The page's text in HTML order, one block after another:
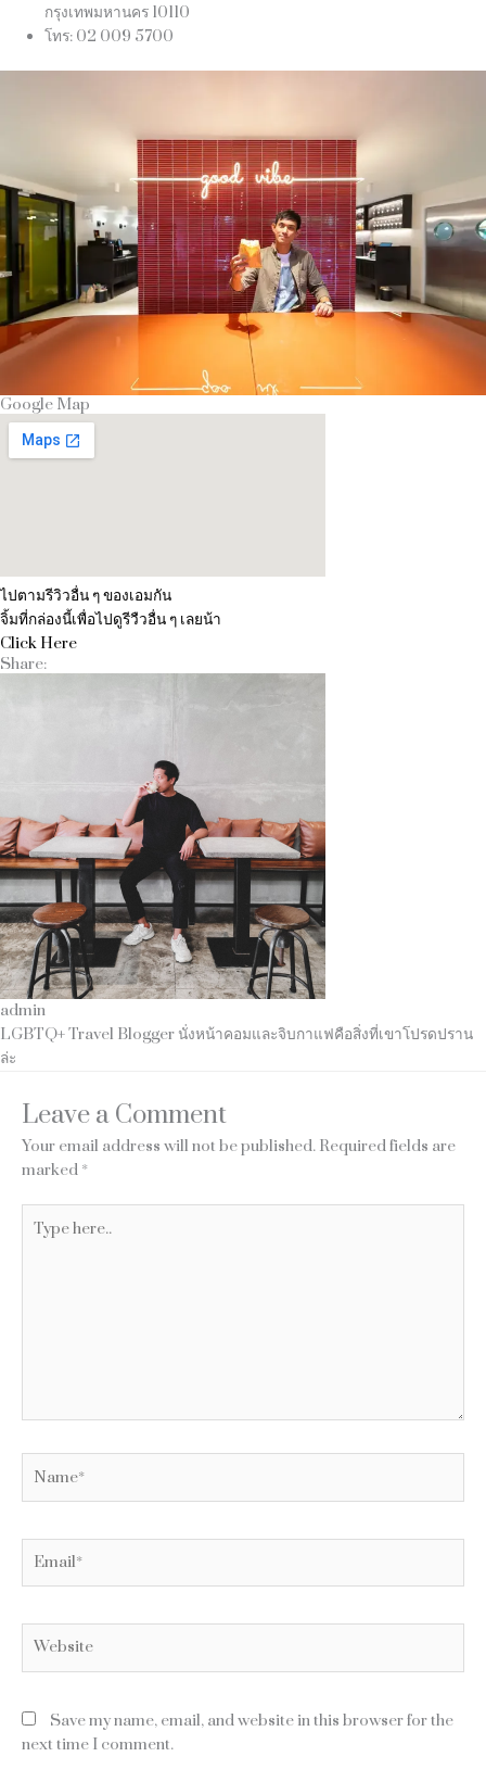
กรุงเทพมหานคร 10110
โทร: 02 009 5700
Google Map
ไปตามรีวิวอื่น ๆ ของเอมกัน
จิ้มที่กล่องนี้เพื่อไปดูรีวืวอื่น ๆ เลยน้า
Click Here
Share:
admin
LGBTQ+ Travel Blogger นั่งหน้าคอมและจิบกาแฟคือสิ่งที่เขาโปรดปราน
ล่ะ
Leave a Comment
Your email address will not be published. Required fields are
marked *
here..
Save my name, email, and website in this browser for the
next time I comment.